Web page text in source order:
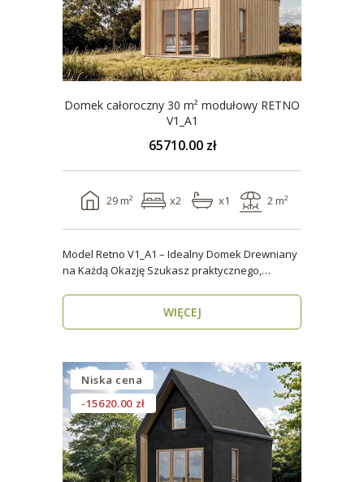
Domek całoroczny 30 m² modułowy RETNO
V1_A1
65710.00 zł
29 m² x2 x1 2 m²
Model Retno V1_A1 – Idealny Domek Drewniany
na Każdą Okazję Szukasz praktycznego,
WIĘCEJ
Niska cena
-15620.00 zł